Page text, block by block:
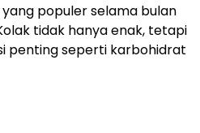
populer selama bulan
tidak hanya enak, tetapi
penting seperti karbohidrat